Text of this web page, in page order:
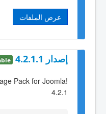
عرض الملفات
إصدار 4.2.1.1
Pack for Joomla!
4.2.1